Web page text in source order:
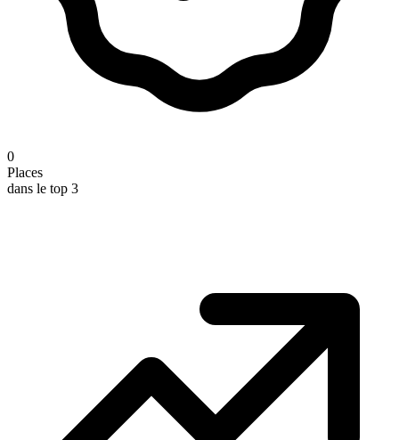
0
Places
dans le top 3